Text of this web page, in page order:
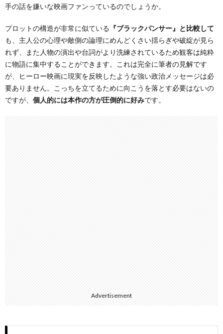
手の話を嫌いな映画ファンっているのでしょうか。
プロットの構造が非常に似ている 『ブラックパンサー』と比較して
も、主人公の心理や敵側の論理にめんどくさい揺らぎや破綻が見ら
れず、また人物の演出や台詞がより洗練されているため観客は純粋
に物語に集中することができます。これは完全に筆者の見解です
が、ヒーロー映画に現実を反映したような強い政治メッセージは必
要ありません。こっちを立てるために向こうを落とす必要はないの
ですが、 個人的には本作の方が圧倒的に好みです。
Advertisement